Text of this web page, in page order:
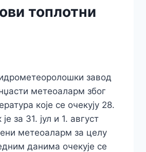
топлотни
завод
метеоаларм због
које се очекују 28.
за 31. јул и 1. август
метеоаларм за целу
данима очекује се